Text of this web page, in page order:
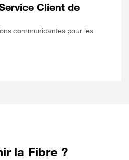
Client de
communicantes pour les
la Fibre ?